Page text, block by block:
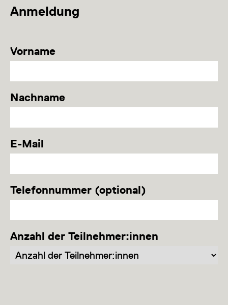
Anmeldung
Vorname
Nachname
E-Mail
Telefonnummer (optional)
Anzahl der Teilnehmer:innen